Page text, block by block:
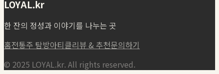
LOYAL.kr
한 잔의 정성과 이야기를 나누는 곳
홈전통주 탐방아티클리뷰 & 추천문의하기
© 2025 LOYAL.kr. All rights reserved.